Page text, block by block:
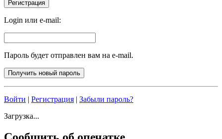
Login или e-mail:
Пароль будет отправлен вам на e-mail.
Войти | Регистрация | Забыли пароль?
Загрузка...